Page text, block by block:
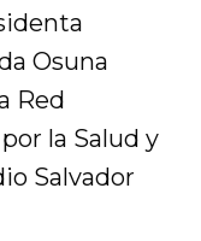
Osuna
Red
la Salud y
Salvador